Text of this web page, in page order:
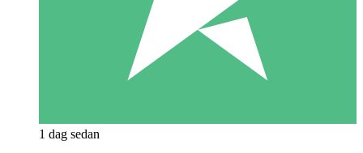
1 dag sedan